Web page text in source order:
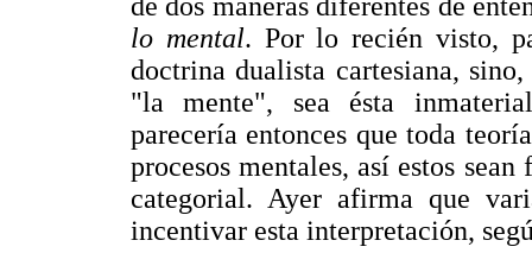
lo mental. Por lo recién visto,
doctrina dualista cartesiana,
"la mente", sea ésta
parecería entonces que toda
procesos mentales, así estos
categorial. Ayer afirma que
incentivar esta interpretación,